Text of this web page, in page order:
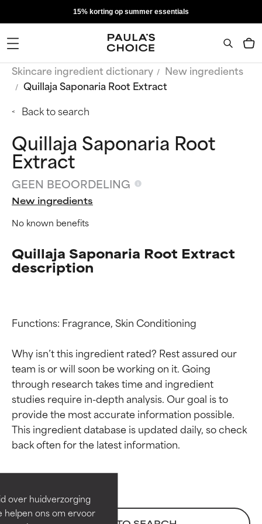
over huidverzorging
helpen ons om ervoor
15% korting op summer essentials
Skincare ingredient dictionary
New ingredients
Quillaja Saponaria Root Extract
Back to search
Quillaja Saponaria Root
Extract
GEEN BEOORDELING
New ingredients
No known benefits
Quillaja Saponaria Root Extract
description
Functions: Fragrance, Skin Conditioning
Why isn’t this ingredient rated? Rest assured our
team is or will soon be working on it. Going
through research takes time and ingredient
studies require in-depth analysis. Our goal is to
provide the most accurate information possible.
This ingredient database is updated daily, so check
Beoordelingen van
ingrediënten
Bewezen en ondersteund door
onafhankelijk onderzoek.
Beoordelingen van
ingrediënten
Bewezen en ondersteund door
onafhankelijk onderzoek.